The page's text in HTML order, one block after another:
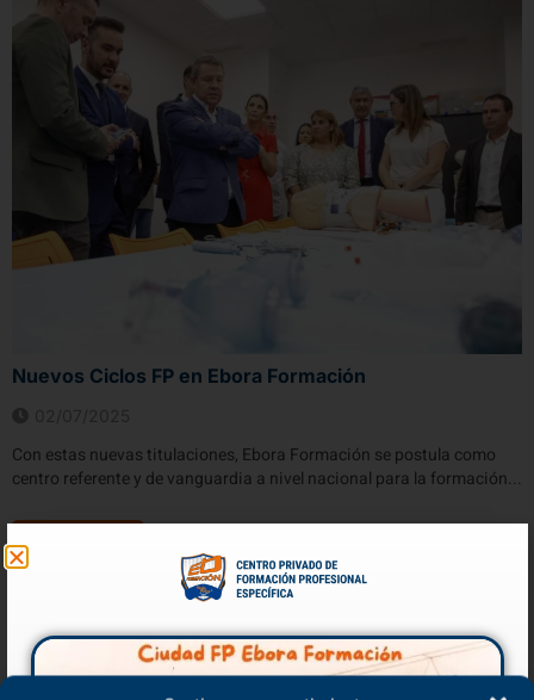
Nuevos Ciclos FP en Ebora Formación
Con estas nuevas titulaciones, Ebora Formación se postula como
centro referente y de vanguardia a nivel nacional para la formación...